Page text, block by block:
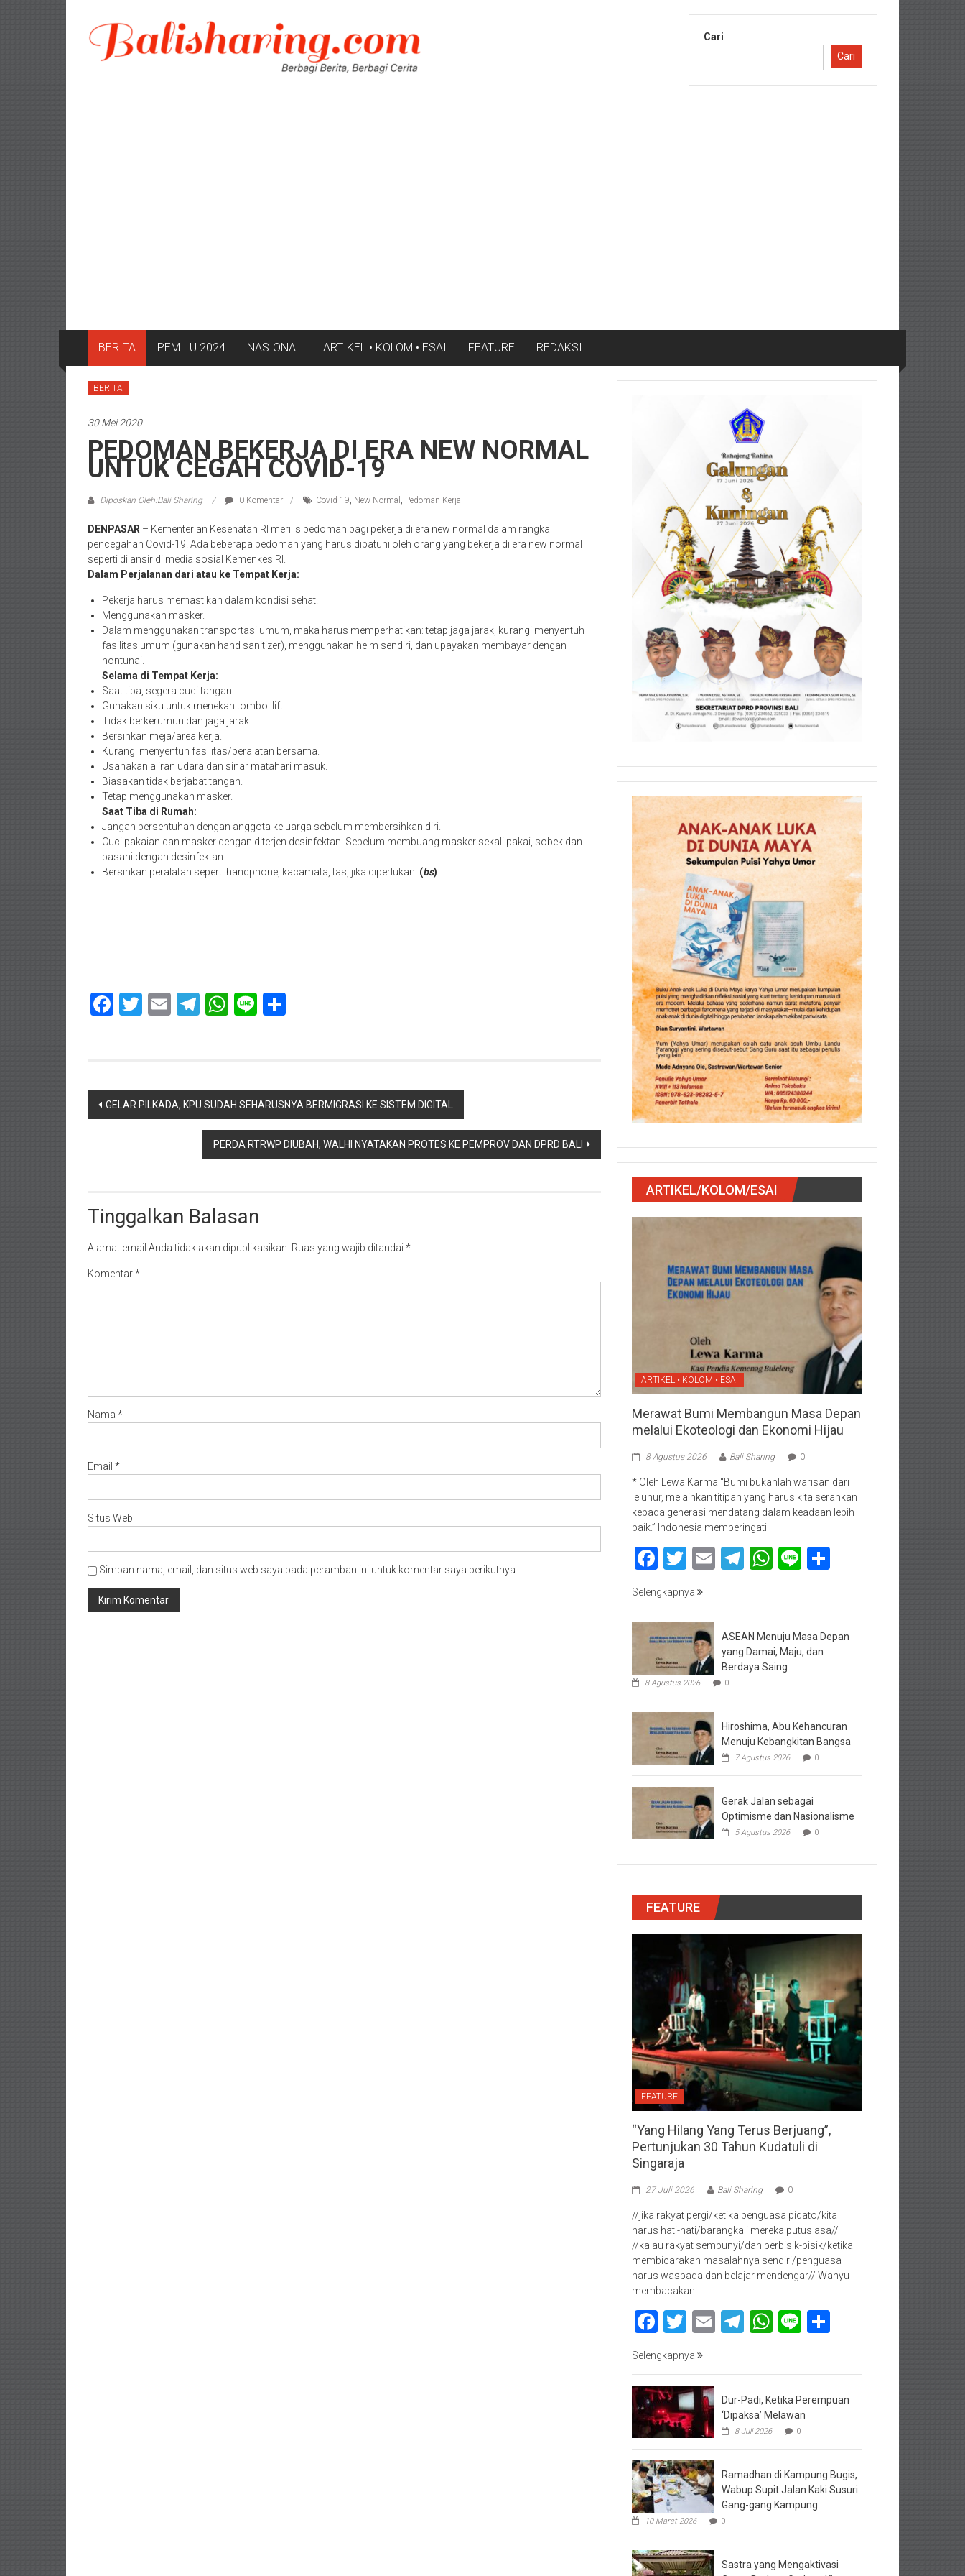
konten
Cari
Cari
BERITA PEMILU 2024 NASIONAL ARTIKEL • KOLOM • ESAI FEATURE REDAKSI
BERITA
30 Mei 2020
PEDOMAN BEKERJA DI ERA NEW NORMAL
UNTUK CEGAH COVID-19
Diposkan Oleh:Bali Sharing 0 Komentar Covid-19, New Normal , Pedoman Kerja
DENPASAR – Kementerian Kesehatan RI merilis pedoman bagi pekerja di era new normal dalam rangka
pencegahan Covid-19. Ada beberapa pedoman yang harus dipatuhi oleh orang yang bekerja di era new normal
seperti dilansir di media sosial Kemenkes RI.
Dalam Perjalanan dari atau ke Tempat Kerja:
Pekerja harus memastikan dalam kondisi sehat.
Menggunakan masker.
Dalam menggunakan transportasi umum, maka harus memperhatikan: tetap jaga jarak, kurangi menyentuh
fasilitas umum (gunakan hand sanitizer), menggunakan helm sendiri, dan upayakan membayar dengan
nontunai.
Selama di Tempat Kerja:
Saat tiba, segera cuci tangan.
Gunakan siku untuk menekan tombol lift.
Tidak berkerumun dan jaga jarak.
Bersihkan meja/area kerja.
Kurangi menyentuh fasilitas/peralatan bersama.
Usahakan aliran udara dan sinar matahari masuk.
Biasakan tidak berjabat tangan.
Tetap menggunakan masker.
Saat Tiba di Rumah:
Jangan bersentuhan dengan anggota keluarga sebelum membersihkan diri.
Cuci pakaian dan masker dengan diterjen desinfektan. Sebelum membuang masker sekali pakai, sobek dan
basahi dengan desinfektan.
Bersihkan peralatan seperti handphone, kacamata, tas, jika diperlukan. (bs)
Facebook
Twitter
EmailTelegram
WhatsApp
Line
Navigasi
GELAR PILKADA, KPU SUDAH SEHARUSNYA BERMIGRASI KE SISTEM DIGITAL
PERDA RTRWP DIUBAH, WALHI NYATAKAN PROTES KE PEMPROV DAN DPRD BALI
Tinggalkan Balasan
Alamat email Anda tidak akan dipublikasikan. Ruas yang wajib ditandai *
Komentar*
Nama *
Email *
Situs Web
Simpan nama, email, dan situs web saya pada peramban ini untuk komentar saya berikutnya.
ARTIKEL/KOLOM/ESAI
ARTIKEL • KOLOM • ESAI
Merawat Bumi Membangun Masa Depan
melalui Ekoteologi dan Ekonomi Hijau
8 Agustus 2026 Bali Sharing 0
* Oleh Lewa Karma “Bumi bukanlah warisan dari
leluhur, melainkan titipan yang harus kita serahkan
kepada generasi mendatang dalam keadaan lebih
baik.” Indonesia memperingati
Facebook
Twitter
EmailTelegram
WhatsApp
Line
Selengkapnya
ASEAN Menuju Masa Depan
yang Damai, Maju, dan
Berdaya Saing
8 Agustus 2026 0
Hiroshima, Abu Kehancuran
Menuju Kebangkitan Bangsa
7 Agustus 2026 0
Gerak Jalan sebagai
Optimisme dan Nasionalisme
5 Agustus 2026 0
FEATURE
FEATURE
“Yang Hilang Yang Terus Berjuang”,
Pertunjukan 30 Tahun Kudatuli di
Singaraja
27 Juli 2026 Bali Sharing 0
//jika rakyat pergi/ketika penguasa pidato/kita
harus hati-hati/barangkali mereka putus asa//
//kalau rakyat sembunyi/dan berbisik-bisik/ketika
membicarakan masalahnya sendiri/penguasa
harus waspada dan belajar mendengar// Wahyu
membacakan
Facebook
Twitter
EmailTelegram
WhatsApp
Line
Selengkapnya
Dur-Padi, Ketika Perempuan
‘Dipaksa’ Melawan
8 Juli 2026 0
Ramadhan di Kampung Bugis,
Wabup Supit Jalan Kaki Susuri
Gang-gang Kampung
10 Maret 2026 0
Sastra yang Mengaktivasi